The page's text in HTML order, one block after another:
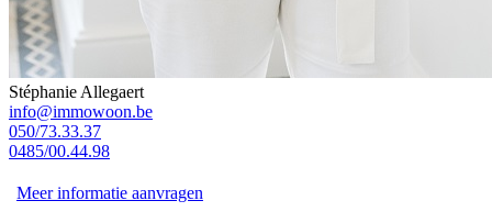
Stéphanie Allegaert
info@immowoon.be
050/73.33.37
0485/00.44.98
Meer informatie aanvragen